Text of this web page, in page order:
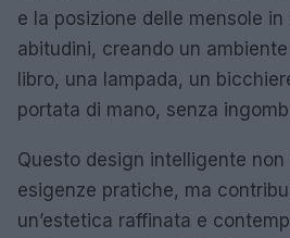
e la posizione delle mensole in
abitudini, creando un
libro, una lampada, un
portata di mano, senza
Questo design intelligente non
esigenze pratiche, ma
un’estetica raffinata e